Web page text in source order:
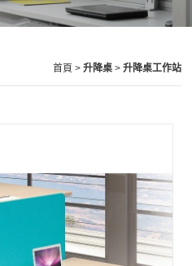
首頁 > 升降桌> 升降桌工作站